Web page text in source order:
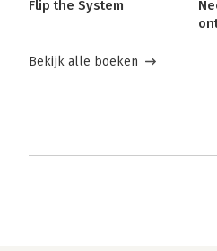
Flip the System
Bekijk alle boeken